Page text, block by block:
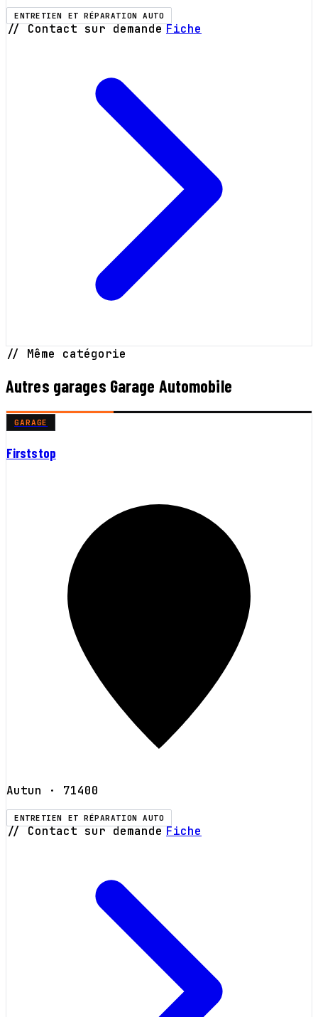
ENTRETIEN ET RÉPARATION AUTO
// Contact sur demande Fiche
// Même catégorie
Autres garages Garage Automobile
GARAGE
Firststop
Autun · 71400
ENTRETIEN ET RÉPARATION AUTO
// Contact sur demande Fiche